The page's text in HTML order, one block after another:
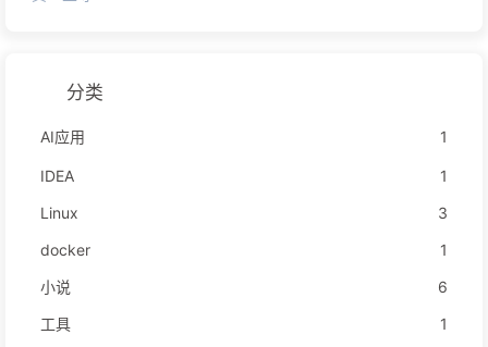
分类
AI应用 1
IDEA
1
Linux
3
docker
1
小说
6
工具
1